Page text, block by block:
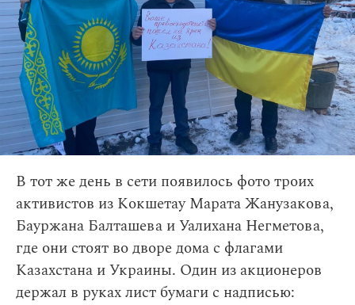
В тот же день в сети появилось фото троих
активистов из Кокшетау Марата Жанузакова,
Бауржана Балташева и Уалихана Негметова,
где они стоят во дворе дома с флагами
Казахстана и Украины. Один из акционеров
держал в руках лист бумаги с надписью: